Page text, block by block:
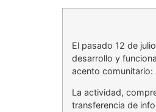
El pasado 12 de
desarrollo y
acento
La actividad,
transferencia de